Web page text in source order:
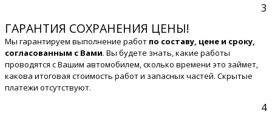
3
ГАРАНТИЯ СОХРАНЕНИЯ ЦЕНЫ!
Мы гарантируем выполнение работ по составу, цене и сроку,
согласованным с Вами. Вы будете знать, какие работы
проводятся с Вашим автомобилем, сколько времени это займет,
какова итоговая стоимость работ и запасных частей. Скрытые
платежи отсутствуют.
4